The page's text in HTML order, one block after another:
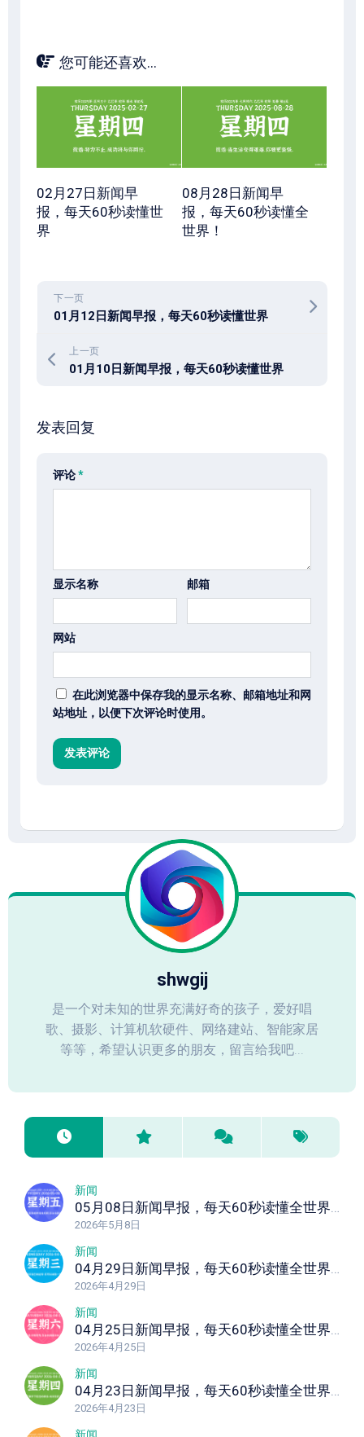
您可能还喜欢...
02月27日新闻早
报，每天60秒读懂世
界
08月28日新闻早
报，每天60秒读懂全
世界！
下一页
01月12日新闻早报，每天60秒读懂世界
上一页
01月10日新闻早报，每天60秒读懂世界
发表回复
评论*
显示名称 邮箱
网站
在此浏览器中保存我的显示名称、邮箱地址和网
站地址，以便下次评论时使用。
shwgij
是一个对未知的世界充满好奇的孩子，爱好唱
歌、摄影、计算机软硬件、网络建站、智能家居
等等，希望认识更多的朋友，留言给我吧...
新闻
05月08日新闻早报，每天60秒读懂全世界！
2026年5月8日
新闻
04月29日新闻早报，每天60秒读懂全世界！
2026年4月29日
新闻
04月25日新闻早报，每天60秒读懂全世界！
2026年4月25日
新闻
04月23日新闻早报，每天60秒读懂全世界！
2026年4月23日